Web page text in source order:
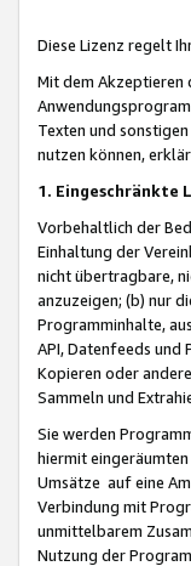
Diese Lizenz regelt
Mit dem Akzeptieren
Texten und
nutzen können,
1. Eingeschränkte
Vorbehaltlich der
Einhaltung der
nicht übertragbare,
anzuzeigen; (b) nur
Programminhalte,
API, Datenfeeds und
Kopieren oder
Sammeln und
Sie werden
hiermit
Umsätze auf eine
Verbindung mit
unmittelbarem
Nutzung der